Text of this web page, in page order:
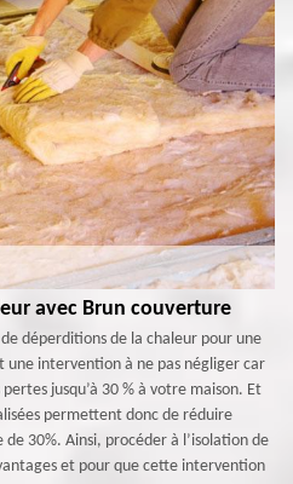
avec Brun couverture
déperditions de la chaleur pour une
une intervention à ne pas négliger car
jusqu’à 30 % à votre maison. Et
permettent donc de réduire
30%. Ainsi, procéder à l’isolation de
et pour que cette intervention